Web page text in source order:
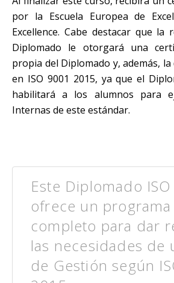
por la Escuela Europea de
Excellence. Cabe destacar que la
Diplomado le otorgará una
propia del Diplomado y, además,
en ISO 9001 2015, ya que el
habilitará a los alumnos para
Internas de este estándar.
Este Diplomado
ofrece un
completo para dar
las necesidades de
de Gestión según